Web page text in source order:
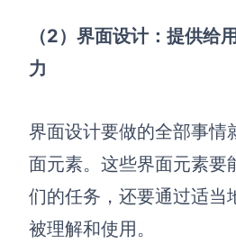
（2）界面设计：提供给
力
界面设计要做的全部事情
面元素。这些界面元素要
们的任务，还要通过适当
被理解和使用。